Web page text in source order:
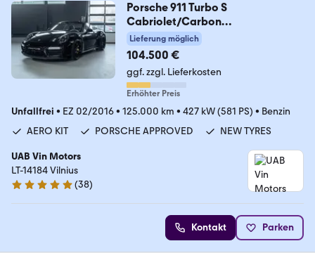
Porsche 911 Turbo S
Cabriolet/Carbon
Brakes/BOSE/AeroKit
Lieferung möglich
104.500 €
ggf. zzgl. Lieferkosten
Erhöhter Preis
Unfallfrei • EZ 02/2016• 125.000 km • 427 kW (581 PS) • Benzin
AERO KIT
PORSCHE APPROVED NEW TYRES
UAB Vin Motors
LT-14184 Vilnius
4.8 Sterne
(38)
Kontakt Parken